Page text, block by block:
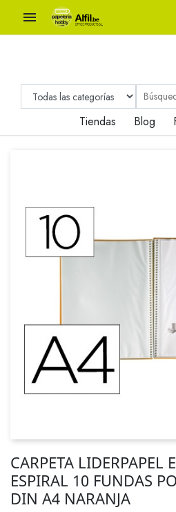

Tiendas Blog
CARPETA LIDERPAPEL
ESPIRAL 10 FUNDAS
DIN A4 NARANJA